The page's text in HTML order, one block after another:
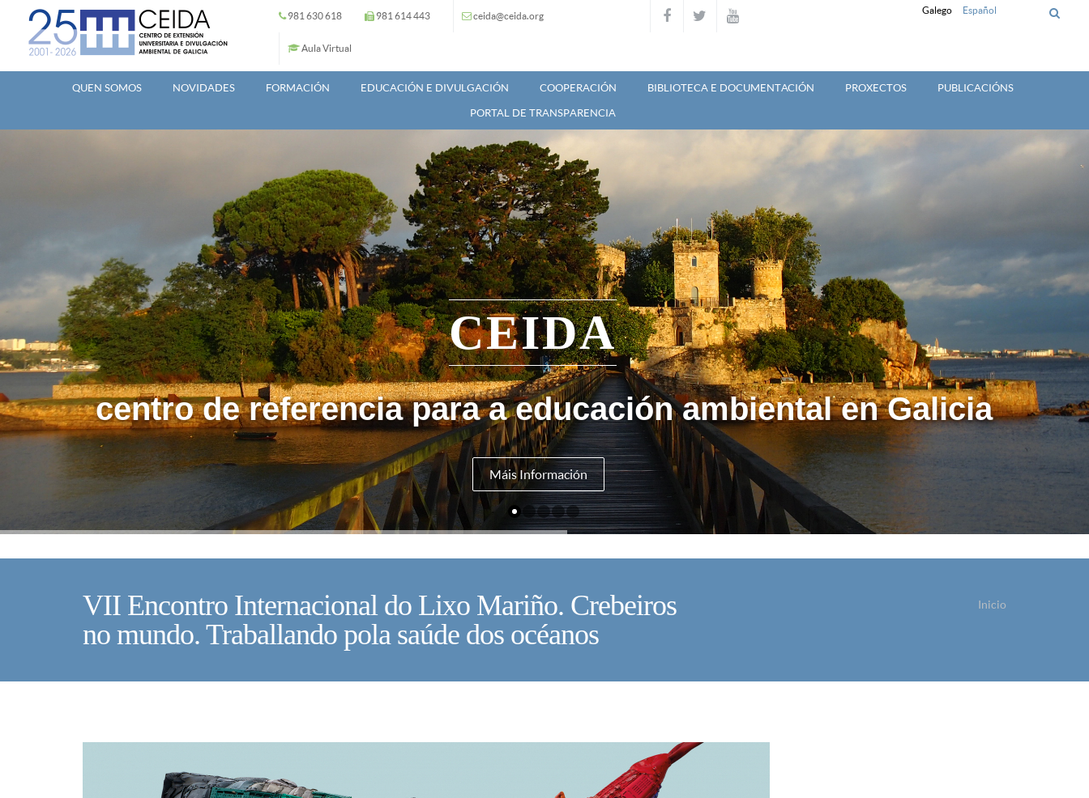
Ir o contido principal 981 630 618 981 614 443 ceida@ceida.org
Aula Virtual
Galego Español
QUEN SOMOS NOVIDADES FORMACIÓN EDUCACIÓN E DIVULGACIÓN COOPERACIÓN BIBLIOTECA E DOCUMENTACIÓN PROXECTOS
PUBLICACIÓNS
PORTAL DE TRANSPARENCIA
centro de referencia para a educación ambiental en Galicia
Máis Información
CEIDA
VII Encontro Internacional do Lixo Mariño. Crebeiros
no mundo. Traballando pola saúde dos océanos
Inicio